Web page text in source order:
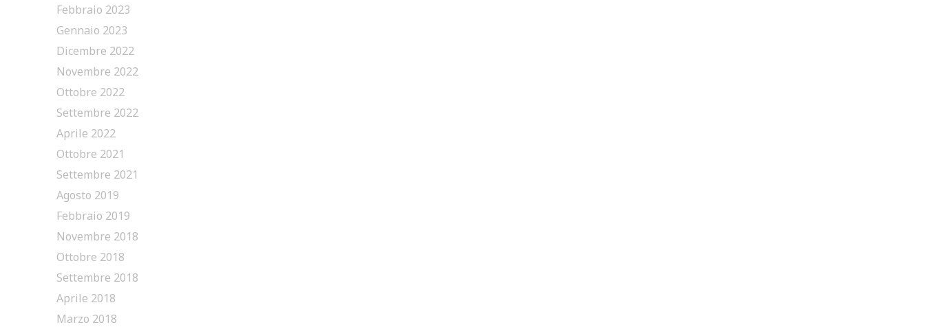
Febbraio 2023
Gennaio 2023
Dicembre 2022
Novembre 2022
Ottobre 2022
Settembre 2022
Aprile 2022
Ottobre 2021
Settembre 2021
Agosto 2019
Febbraio 2019
Novembre 2018
Ottobre 2018
Settembre 2018
Aprile 2018
Marzo 2018